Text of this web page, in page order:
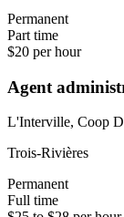
Permanent
Part time
$20 per hour
Agent
L'Interville, Coop
Trois-Rivières
Permanent
Full time